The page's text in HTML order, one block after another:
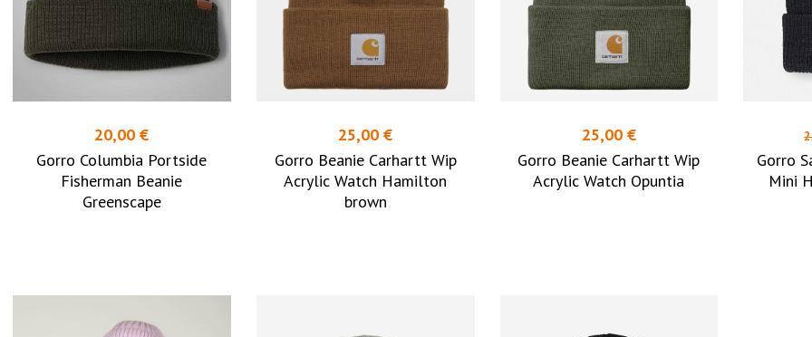
20,00 €
Gorro Columbia Portside
Fisherman Beanie
Greenscape
25,00 €
Gorro Beanie Carhartt Wip
Acrylic Watch Hamilton
brown
25,00 €
Gorro Beanie Carhartt Wip
Acrylic Watch Opuntia
Gorro
Mini